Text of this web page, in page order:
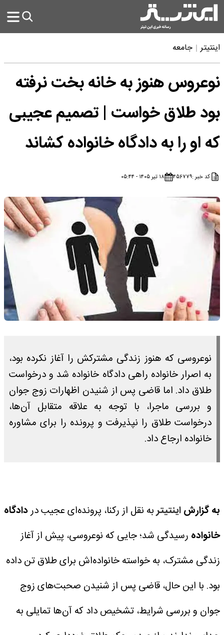
اینتیتر جامعه
نوعروس هنوز به خانه بخت نرفته
بود طلاق خواست | تصمیم عجیبی
که او را به دادگاه خانواده کشاند
کد خبر :۴۵۶۷۷۹ ۱۸ تیر ۱۴۰۵ - ۰۵:۴۴
نوعروسی که هنوز زندگی مشترکش را آغاز نکرده بود،
به اصرار خانواده راهی دادگاه خانواده شد و درخواست
طلاق داد. اما قاضی پس از شنیدن اظهارات زوج جوان
و بررسی ماجرا، با توجه به علاقه متقابل آن‌ها،
درخواست طلاق را نپذیرفت و پرونده را برای مشاوره
خانواده ارجاع داد.
به گزارشاینتیتربه نقل از رکنا، پرونده‌ای عجیب دردادگاه
خانواده رسیدگی شد؛ جایی که نوعروسی، پیش از آغاز
زندگی مشترک، به خواسته خانواده‌اش برای طلاق تن داده
بود. با این حال، قاضی پس از شنیدن صحبت‌های زوج
جوان و بررسی شرایط، تشخیص داد که آن‌ها تمایلی به